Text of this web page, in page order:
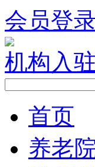
会员登
机构入驻
首页
养老